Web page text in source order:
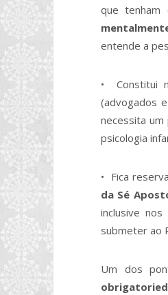
que
entende a
• Constitui
(advogados
necessita
psicologia
• Fica
da Sé
inclusive
submeter ao
Um dos